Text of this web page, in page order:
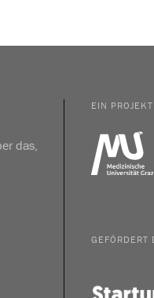
das,
EIN
GEFÖRDERT